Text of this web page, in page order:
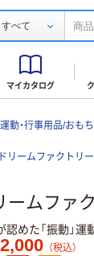
すべて
マイカタログ
動・行事用品/おも
ドリームファクトリ
ームファ
認めた「振動」
（税込）